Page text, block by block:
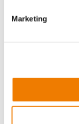
Marketing